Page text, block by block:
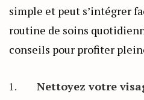
simple et peut s’intégrer
routine de soins
conseils pour profiter
Nettoyez votre